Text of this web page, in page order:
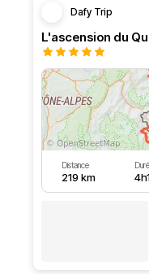
Dafy Trip
L'ascension du
Distance
219 km